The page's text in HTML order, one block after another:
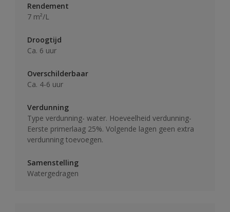
Rendement
7 m²/L
Droogtijd
Ca. 6 uur
Overschilderbaar
Ca. 4-6 uur
Verdunning
Type verdunning- water. Hoeveelheid verdunning-
Eerste primerlaag 25%. Volgende lagen geen extra
verdunning toevoegen.
Samenstelling
Watergedragen